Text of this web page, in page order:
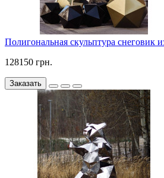
Полигональная скульптура снеговик
128150 грн.
Заказать